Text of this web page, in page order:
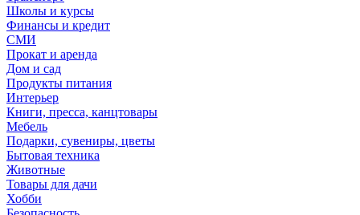
Школы и курсы
Финансы и кредит
СМИ
Прокат и аренда
Дом и сад
Продукты питания
Интерьер
Книги, пресса, канцтовары
Мебель
Подарки, сувениры, цветы
Бытовая техника
Животные
Товары для дачи
Хобби